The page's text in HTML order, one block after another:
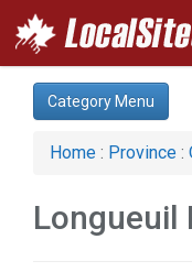
Category:
Auto (1)
Computer (1)
Web Services (1)
Category Menu
Home : Province :
Longueuil